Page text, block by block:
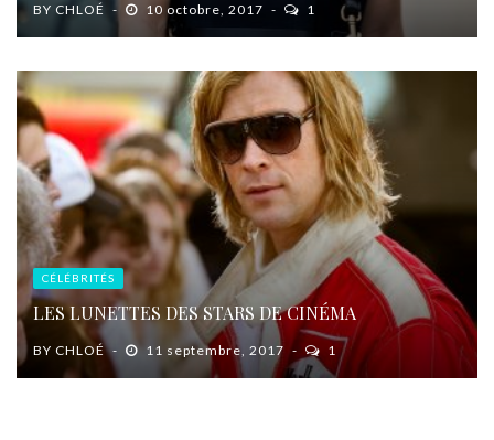
BY CHLOÉ 10 octobre, 2017 1
CÉLÉBRITÉS
LES LUNETTES DES STARS DE CINÉMA
BY CHLOÉ 11 septembre, 2017 1